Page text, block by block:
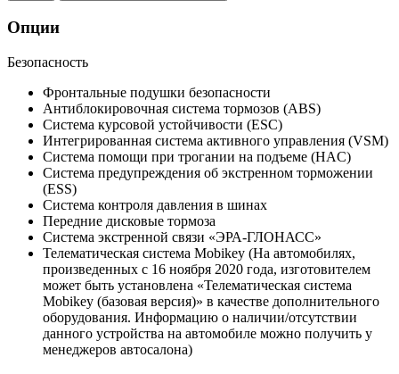
Опции
Безопасность
Фронтальные подушки безопасности
Антиблокировочная система тормозов (ABS)
Система курсовой устойчивости (ESC)
Интегрированная система активного управления (VSM)
Система помощи при трогании на подъеме (HAC)
Система предупреждения об экстренном торможении
(ESS)
Система контроля давления в шинах
Передние дисковые тормоза
Система экстренной связи «ЭРА-ГЛОНАСС»
Телематическая система Mobikey (На автомобилях,
произведенных с 16 ноября 2020 года, изготовителем
может быть установлена «Телематическая система
Mobikey (базовая версия)» в качестве дополнительного
оборудования. Информацию о наличии/отсутствии
данного устройства на автомобиле можно получить у
менеджеров автосалона)